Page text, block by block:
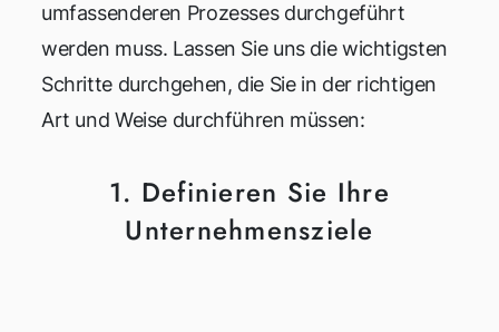
umfassenderen Prozesses durchgeführt
werden muss. Lassen Sie uns die wichtigsten
Schritte durchgehen, die Sie in der richtigen
Art und Weise durchführen müssen:
1. Definieren Sie Ihre
Unternehmensziele